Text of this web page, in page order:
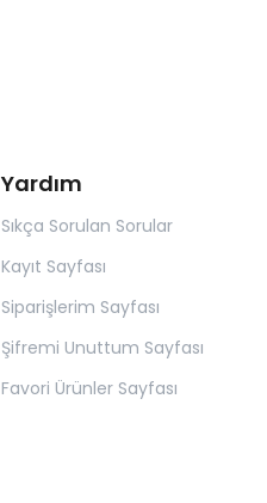
Yardım
Sıkça Sorulan Sorular
Kayıt Sayfası
Siparişlerim Sayfası
Şifremi Unuttum Sayfası
Favori Ürünler Sayfası